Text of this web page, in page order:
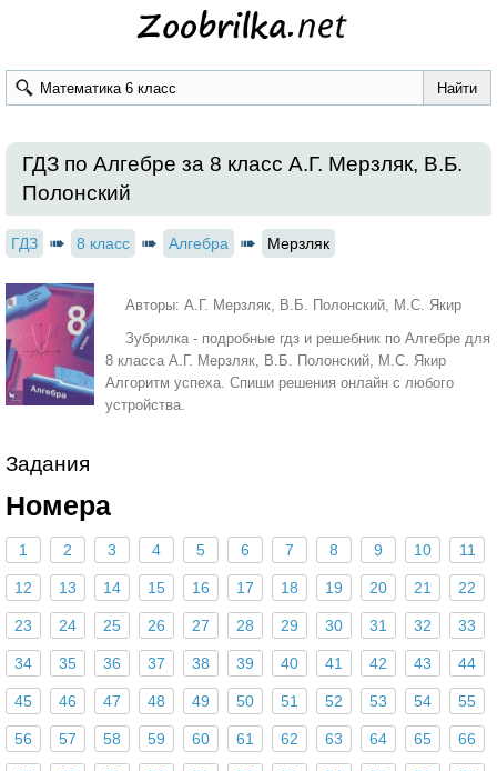
ГДЗ по Алгебре за 8 класс А.Г. Мерзляк, В.Б.
Полонский
ГДЗ 8 класс Алгебра Мерзляк
Авторы: А.Г. Мерзляк, В.Б. Полонский, М.С. Якир
Зубрилка - подробные гдз и решебник по Алгебре для
8 класса А.Г. Мерзляк, В.Б. Полонский, М.С. Якир
Алгоритм успеха. Спиши решения онлайн с любого
устройства.
Задания
Номера
1 2 3 4 5 6 7 8 9 10 11
12 13 14 15 16 17 18 19 20 21 22
23 24 25 26 27 28 29 30 31 32 33
34 35 36 37 38 39 40 41 42 43 44
45 46 47 48 49 50 51 52 53 54 55
56 57 58 59 60 61 62 63 64 65 66